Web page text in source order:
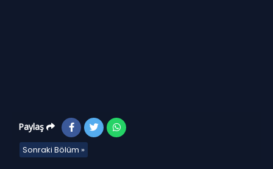
Paylaş
Sonraki Bölüm »